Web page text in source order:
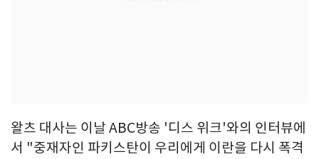
왈츠 대사는 이날 ABC방송 '디스 위크'와의 인터뷰에
서 "중재자인 파키스탄이 우리에게 이란을 다시 폭격